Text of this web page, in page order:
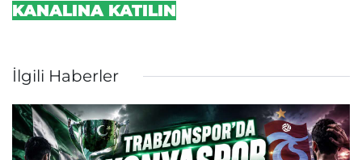
KANALINA KATILIN
İlgili Haberler